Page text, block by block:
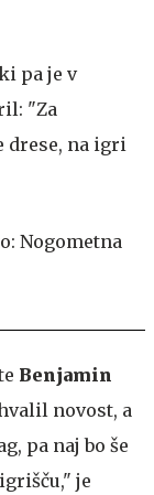
pa je v
"Za
drese, na igri
Benjamin
novost, a
pa naj bo še
je